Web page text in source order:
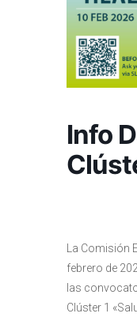
Info
La Comisión
febrero de
las
Clúster 1